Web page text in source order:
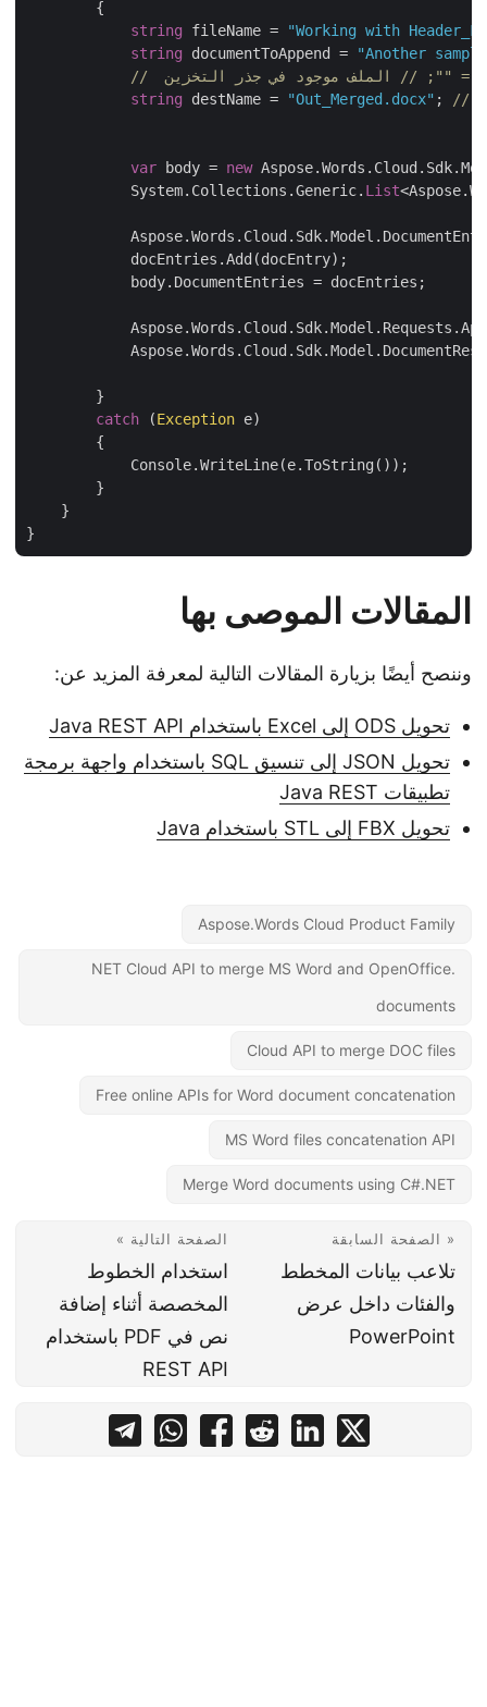
        {
string fileName = "Working with
string documentToAppend = "Another
= ""; // الملف موجود في جذر التخزين
string destName = "Out_Merged.docx" ; //
var body = new
            System.Collections.Generic.
List
            docEntries.Add(docEntry);
            body.DocumentEntries = docEntries;
        }
catch (Exception e)
        {
            Console.WriteLine(e.ToString());
        }
    }
المقالات الموصى بها
وننصح أيضًا بزيارة المقالات التالية لمعرفة المزيد عن:
تحويل ODS إلى Excel باستخدام Java REST API
تحويل JSON إلى تنسيق SQL باستخدام واجهة برمجة
تطبيقات Java REST
تحويل FBX إلى STL باستخدام Java
Aspose.Words Cloud Product Family
.NET Cloud API to merge MS Word and OpenOffice
documents
Cloud API to merge DOC files
Free online APIs for Word document concatenation
MS Word files concatenation API
Merge Word documents using C#.NET
« الصفحة السابقة
تلاعب بيانات المخطط
والفئات داخل عرض
PowerPoint
الصفحة التالية »
استخدام الخطوط
المخصصة أثناء إضافة
نص في PDF باستخدام
REST API